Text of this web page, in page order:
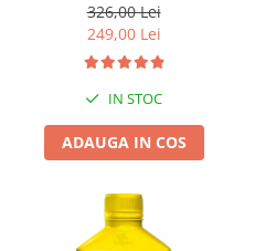
326,00 Lei
249,00 Lei
IN STOC
ADAUGA IN COS